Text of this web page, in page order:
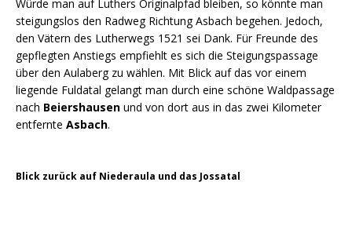
Würde man auf Luthers Originalpfad bleiben, so könnte man
steigungslos den Radweg Richtung Asbach begehen. Jedoch,
den Vätern des Lutherwegs 1521 sei Dank. Für Freunde des
gepflegten Anstiegs empfiehlt es sich die Steigungspassage
über den Aulaberg zu wählen. Mit Blick auf das vor einem
liegende Fuldatal gelangt man durch eine schöne Waldpassage
nach Beiershausen und von dort aus in das zwei Kilometer
entfernte Asbach.
Blick zurück auf Niederaula und das Jossatal